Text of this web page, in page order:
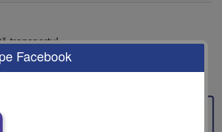
transportul.
pentru o persoană în camera DBL.
Facebook